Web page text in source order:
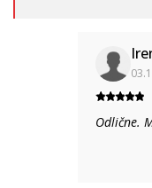
Odlične.